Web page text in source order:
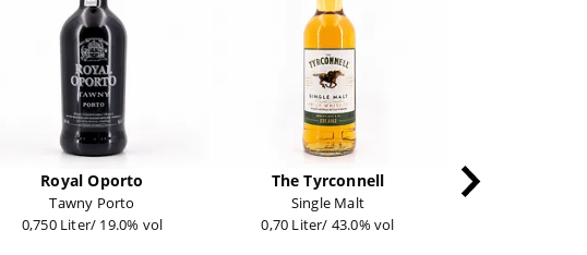
Royal Oporto
Tawny Porto
0,750 Liter/ 19.0% vol
The Tyrconnell
Single Malt
0,70 Liter/ 43.0% vol
polyband
Scotch A Golden